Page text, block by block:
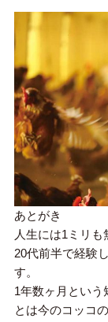
あとがき
人生には1ミリも
20代前半で経験
す。
1年数ヶ月という
とは今のコッコ